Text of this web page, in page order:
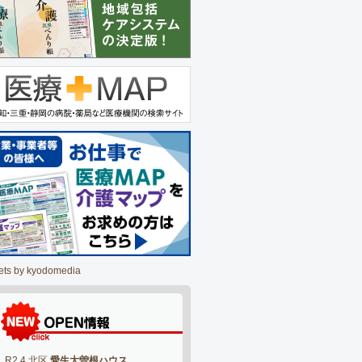
by kyodomedia